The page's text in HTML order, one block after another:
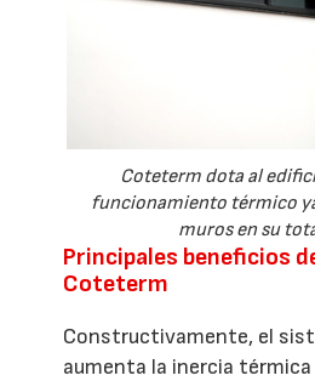
Coteterm dota al
funcionamiento térmico
muros en su
Principales beneficios
Coteterm
Constructivamente, el
aumenta la inercia térmica